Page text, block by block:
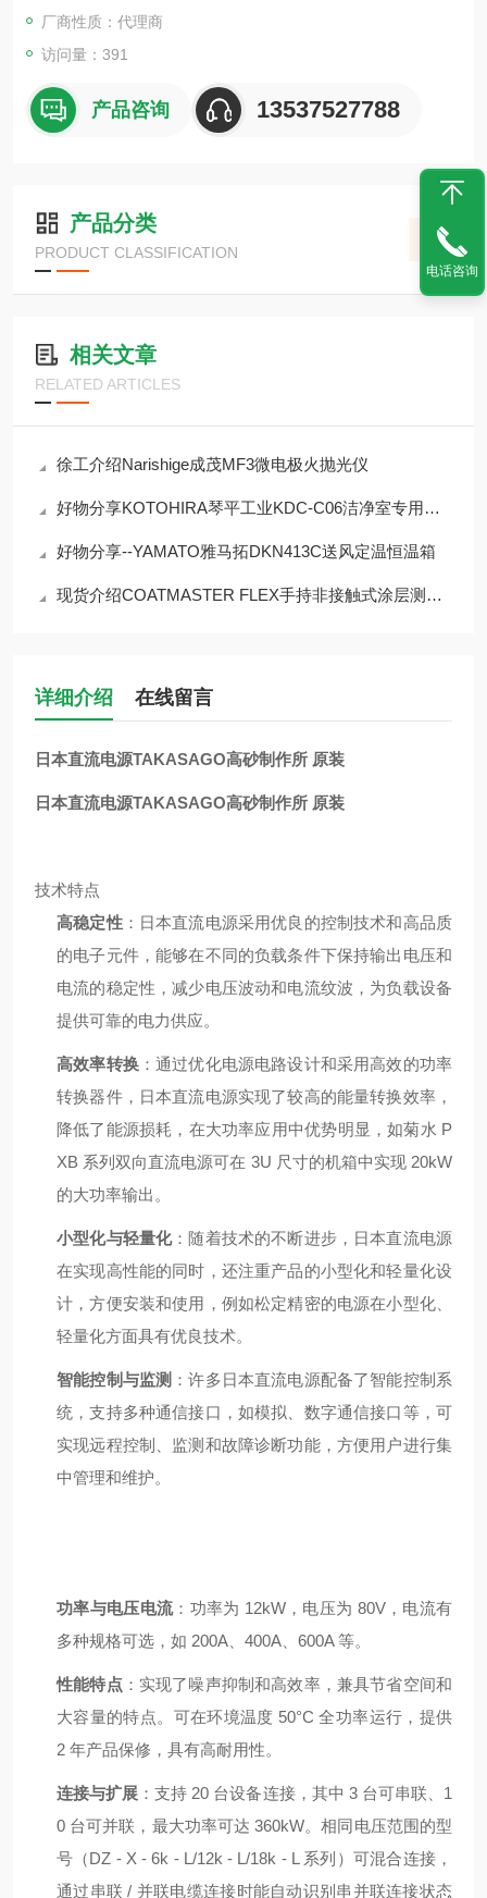
厂商性质：代理商
访问量：391
产品咨询 13537527788
产品分类
PRODUCT CLASSIFICATION
相关文章
RELATED ARTICLES
徐工介绍Narishige成茂MF3微电极火抛光仪
好物分享KOTOHIRA琴平工业KDC-C06洁净室专用除尘器
好物分享--YAMATO雅马拓DKN413C送风定温恒温箱
现货介绍COATMASTER FLEX手持非接触式涂层测厚仪
详细介绍 在线留言
日本直流电源TAKASAGO高砂制作所 原装
日本直流电源TAKASAGO高砂制作所 原装
技术特点
高稳定性：日本直流电源采用优良的控制技术和高品质
的电子元件，能够在不同的负载条件下保持输出电压和
电流的稳定性，减少电压波动和电流纹波，为负载设备
提供可靠的电力供应。
高效率转换：通过优化电源电路设计和采用高效的功率
转换器件，日本直流电源实现了较高的能量转换效率，
降低了能源损耗，在大功率应用中优势明显，如菊水 P
XB 系列双向直流电源可在 3U 尺寸的机箱中实现 20kW
的大功率输出。
小型化与轻量化：随着技术的不断进步，日本直流电源
在实现高性能的同时，还注重产品的小型化和轻量化设
计，方便安装和使用，例如松定精密的电源在小型化、
轻量化方面具有优良技术。
智能控制与监测 ：许多日本直流电源配备了智能控制系
统，支持多种通信接口，如模拟、数字通信接口等，可
实现远程控制、监测和故障诊断功能，方便用户进行集
中管理和维护。
功率与电压电流：功率为 12kW，电压为 80V，电流有
多种规格可选，如 200A、400A、600A 等。
性能特点 ：实现了噪声抑制和高效率，兼具节省空间和
大容量的特点。可在环境温度 50°C 全功率运行，提供
2 年产品保修，具有高耐用性。
连接与扩展 ：支持 20 台设备连接，其中 3 台可串联、1
0 台可并联，最大功率可达 360kW。相同电压范围的型
号（DZ - X - 6k - L/12k - L/18k - L 系列）可混合连接，
通过串联 / 并联电缆连接时能自动识别串并联连接状态
电话咨询